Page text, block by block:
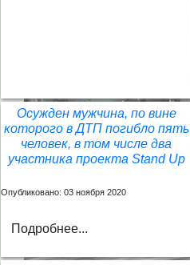
Осужден мужчина, по вине
которого в ДТП погибло пять
человек, в том числе два
участника проекта Stand Up
Опубликовано: 03 ноября 2020
Подробнее...